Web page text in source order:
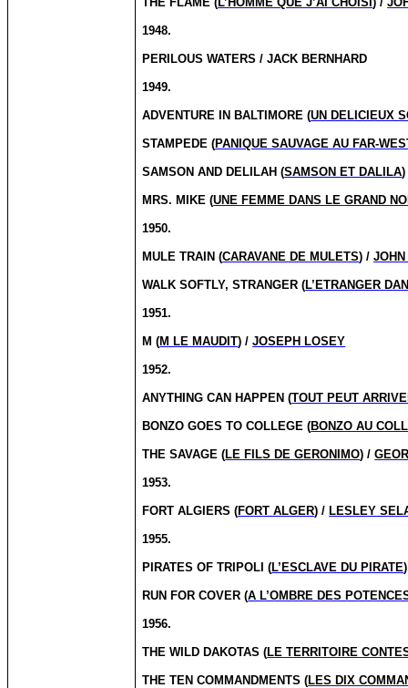
1948.
PERILOUS WATERS / JACK BERNHARD
1949.
ADVENTURE IN BALTIMORE (UN DELICIEUX
STAMPEDE (PANIQUE SAUVAGE AU FAR-
SAMSON AND DELILAH (SAMSON ET DALILA
MRS. MIKE (UNE FEMME DANS LE GRAND
1950.
MULE TRAIN (CARAVANE DE MULETS) /
WALK SOFTLY, STRANGER (L’ETRANGER
1951.
M (M LE MAUDIT) /JOSEPH LOSEY
1952.
ANYTHING CAN HAPPEN (TOUT PEUT
BONZO GOES TO COLLEGE (BONZO AU
THE SAVAGE (LE FILS DE GERONIMO) /
1953.
FORT ALGIERS (FORT ALGER) / LESLEY
1955.
PIRATES OF TRIPOLI (L’ESCLAVE DU PIRATE
RUN FOR COVER (A L’OMBRE DES
1956.
THE WILD DAKOTAS (LE TERRITOIRE
THE TEN COMMANDMENTS (LES DIX